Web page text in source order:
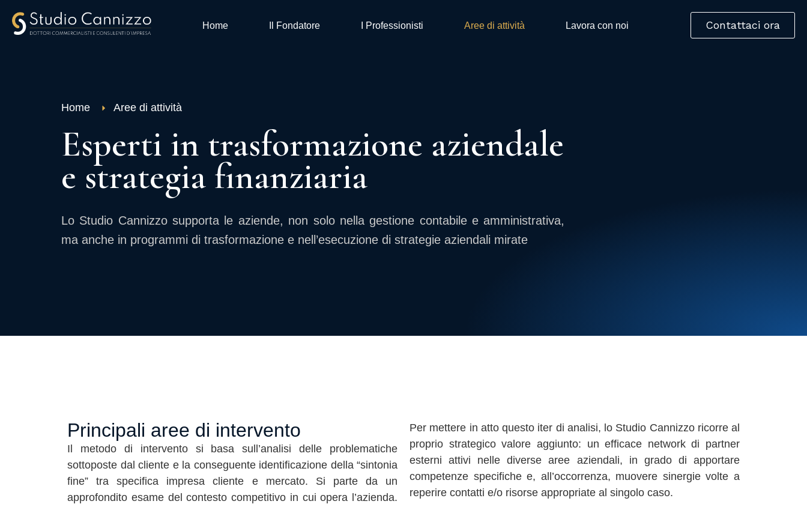
Home Il Fondatore I Professionisti Aree di attività Lavora con noi Contattaci ora
Home Aree di attività
Esperti in trasformazione aziendale
e strategia finanziaria
Lo Studio Cannizzo supporta le aziende, non solo nella gestione contabile e amministrativa,
ma anche in programmi di trasformazione e nell’esecuzione di strategie aziendali mirate
Principali aree di intervento
Il metodo di intervento si basa sull’analisi delle problematiche
sottoposte dal cliente e la conseguente identificazione della “sintonia
fine” tra specifica impresa cliente e mercato. Si parte da un
approfondito esame del contesto competitivo in cui opera l’azienda.
Per mettere in atto questo iter di analisi, lo Studio Cannizzo ricorre al
proprio strategico valore aggiunto: un efficace network di partner
esterni attivi nelle diverse aree aziendali, in grado di apportare
competenze specifiche e, all’occorrenza, muovere sinergie volte a
reperire contatti e/o risorse appropriate al singolo caso.